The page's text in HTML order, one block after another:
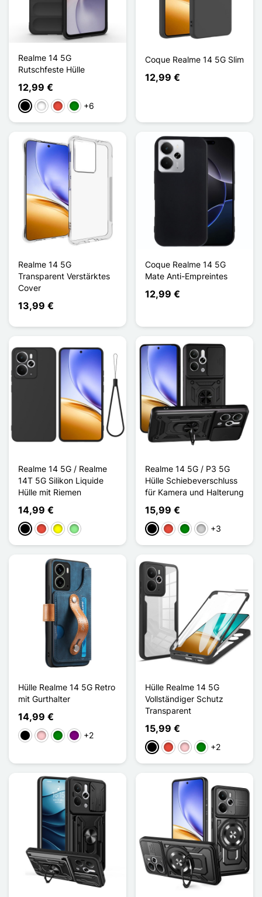
Realme 14 5G
Rutschfeste Hülle
12,99 €
Schwarz
WeißRot Grün+6
Coque Realme 14 5G Slim
12,99 €
Realme 14 5G
Transparent Verstärktes
Cover
13,99 €
Coque Realme 14 5G
Mate Anti-Empreintes
12,99 €
Realme 14 5G / Realme
14T 5G Silikon Liquide
Hülle mit Riemen
14,99 €
Schwarz
Rot GelbHellgrün
Realme 14 5G / P3 5G
Hülle Schiebeverschluss
für Kamera und Halterung
15,99 €
Schwarz
Rot GrünSilber
+3
Hülle Realme 14 5G Retro
mit Gurthalter
14,99 €
Schwarz
PinkGrünViolett
+2
Hülle Realme 14 5G
Vollständiger Schutz
Transparent
15,99 €
Schwarz
Rot PinkGrün+2